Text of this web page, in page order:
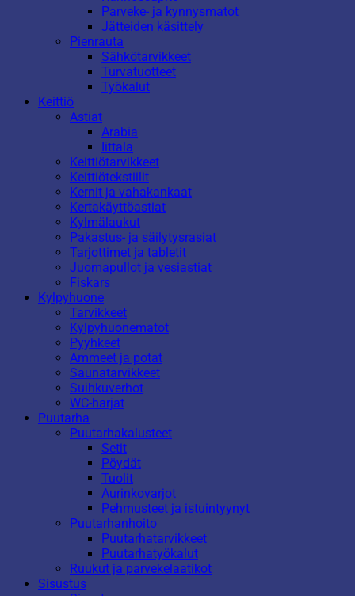
Parveke- ja kynnysmatot
Jätteiden käsittely
Pienrauta
Sähkötarvikkeet
Turvatuotteet
Työkalut
Keittiö
Astiat
Arabia
Iittala
Keittiötarvikkeet
Keittiötekstiilit
Kernit ja vahakankaat
Kertakäyttöastiat
Kylmälaukut
Pakastus- ja säilytysrasiat
Tarjottimet ja tabletit
Juomapullot ja vesiastiat
Fiskars
Kylpyhuone
Tarvikkeet
Kylpyhuonematot
Pyyhkeet
Ammeet ja potat
Saunatarvikkeet
Suihkuverhot
WC-harjat
Puutarha
Puutarhakalusteet
Setit
Pöydät
Tuolit
Aurinkovarjot
Pehmusteet ja istuintyynyt
Puutarhanhoito
Puutarhatarvikkeet
Puutarhatyökalut
Ruukut ja parvekelaatikot
Sisustus